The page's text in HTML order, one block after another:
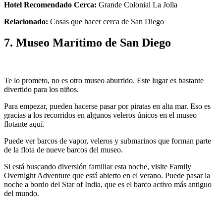
Hotel Recomendado Cerca: Grande Colonial La Jolla
Relacionado: Cosas que hacer cerca de San Diego
7. Museo Marítimo de San Diego
Te lo prometo, no es otro museo aburrido. Este lugar es bastante
divertido para los niños.
Para empezar, pueden hacerse pasar por piratas en alta mar. Eso es
gracias a los recorridos en algunos veleros únicos en el museo
flotante aquí.
Puede ver barcos de vapor, veleros y submarinos que forman parte
de la flota de nueve barcos del museo.
Si está buscando diversión familiar esta noche, visite Family
Overnight Adventure que está abierto en el verano. Puede pasar la
noche a bordo del Star of India, que es el barco activo más antiguo
del mundo.